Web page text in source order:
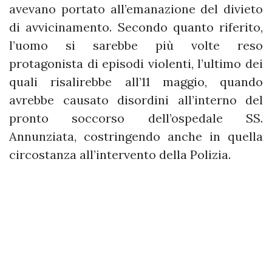
avevano portato all’emanazione del divieto
di avvicinamento. Secondo quanto riferito,
l’uomo si sarebbe più volte reso
protagonista di episodi violenti, l’ultimo dei
quali risalirebbe all’11 maggio, quando
avrebbe causato disordini all’interno del
pronto soccorso dell’ospedale SS.
Annunziata, costringendo anche in quella
circostanza all’intervento della Polizia.